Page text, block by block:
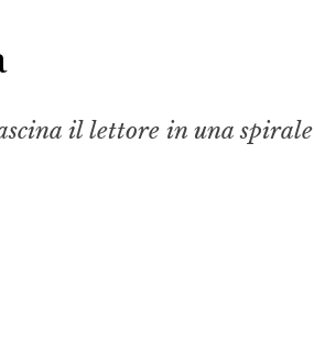
il lettore in una spirale